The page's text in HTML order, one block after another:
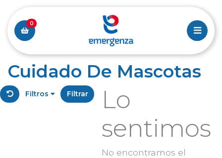
0
Cuidado De Mascotas
Filtros Filtrar
Lo
sentimos
No encontramos el